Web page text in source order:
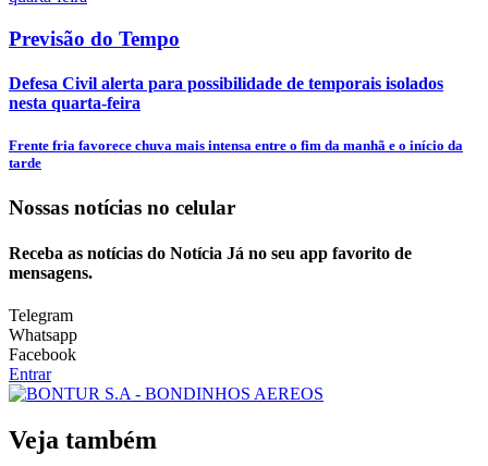
Previsão do Tempo
Defesa Civil alerta para possibilidade de temporais isolados
nesta quarta-feira
Frente fria favorece chuva mais intensa entre o fim da manhã e o início da
tarde
Nossas notícias no celular
Receba as notícias do Notícia Já no seu app favorito de
mensagens.
Telegram
Whatsapp
Facebook
Entrar
Veja também